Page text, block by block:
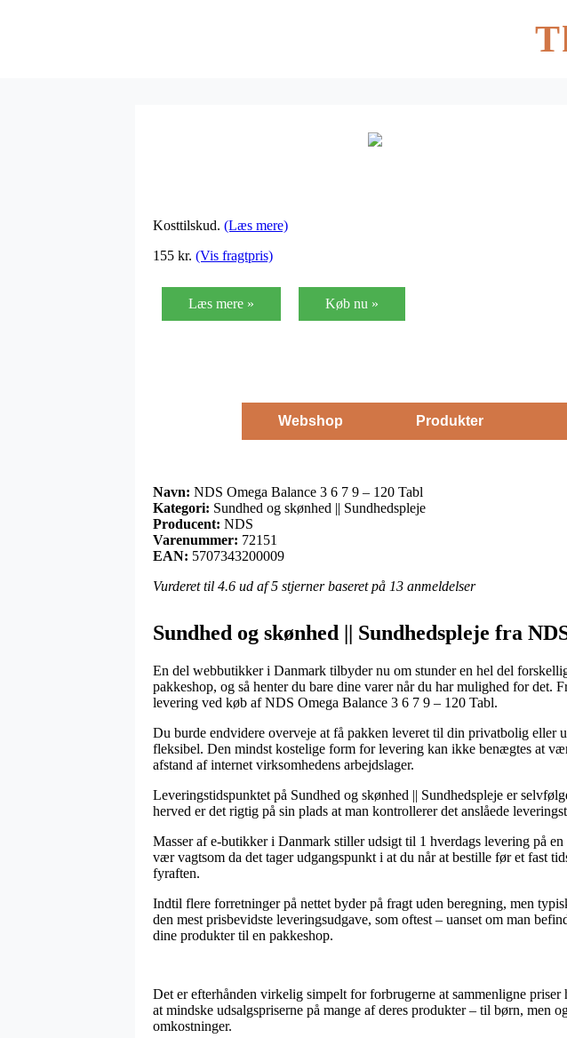
Kosttilskud. (Læs mere)
155 kr. (Vis fragtpris)
Læs mere » Køb nu »
Webshop Produkter
Navn: NDS Omega Balance 3 6 7 9 – 120 Tabl
Kategori: Sundhed og skønhed || Sundhedspleje
Producent: NDS
Varenummer: 72151
EAN: 5707343200009
Vurderet til 4.6 ud af 5 stjerner baseret på 13 anmeldelser
Sundhed og skønhed || Sundhedspleje fra
En del webbutikker i Danmark tilbyder nu om stunder en hel del
pakkeshop, og så henter du bare dine varer når du har mulighed for
levering ved køb af NDS Omega Balance 3 6 7 9 – 120 Tabl.
Du burde endvidere overveje at få pakken leveret til din privatbolig
fleksibel. Den mindst kostelige form for levering kan ikke benægtes at
afstand af internet virksomhedens arbejdslager.
Leveringstidspunktet på Sundhed og skønhed || Sundhedspleje er
herved er det rigtig på sin plads at man kontrollerer det anslåede
Masser af e-butikker i Danmark stiller udsigt til 1 hverdags levering på
vær vagtsom da det tager udgangspunkt i at du når at bestille før et fast
fyraften.
Indtil flere forretninger på nettet byder på fragt uden beregning, men
den mest prisbevidste leveringsudgave, som oftest – uanset om man
dine produkter til en pakkeshop.
Det er efterhånden virkelig simpelt for forbrugerne at sammenligne
at mindske udsalgspriserne på mange af deres produkter – til børn,
omkostninger.